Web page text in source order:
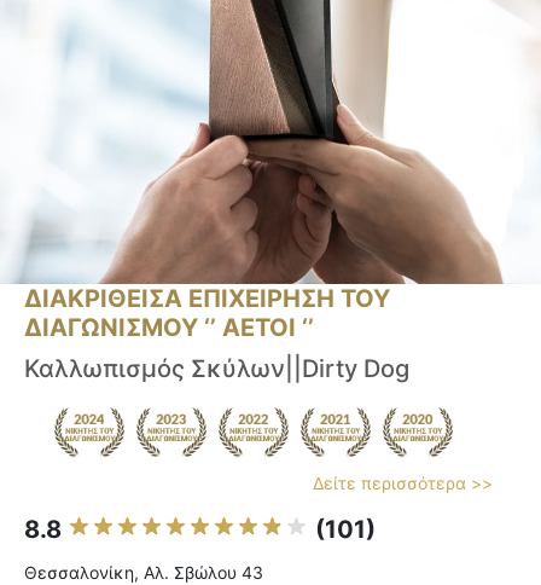
ΔΙΑΚΡΙΘΕΙΣΑ ΕΠΙΧΕΙΡΗΣΗ ΤΟΥ
ΔΙΑΓΩΝΙΣΜΟΥ ‘’ ΑΕΤΟΙ ‘’
Καλλωπισμός Σκύλων||Dirty Dog
Δείτε περισσότερα >>
8.8 (101)
Θεσσαλονίκη, Αλ. Σβώλου 43